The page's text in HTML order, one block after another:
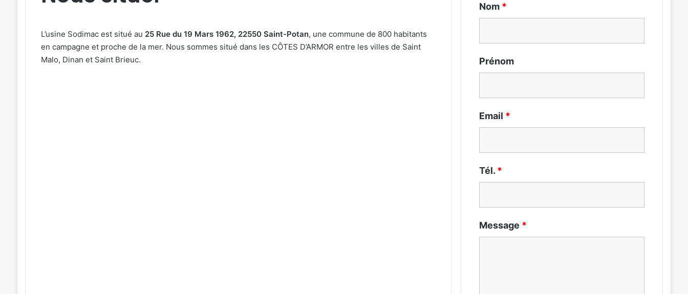
L’usine Sodimac est situé au 25 Rue du 19 Mars 1962, 22550 Saint-Potan, une commune de 800 habitants
en campagne et proche de la mer. Nous sommes situé dans les CÔTES D’ARMOR entre les villes de Saint
Malo, Dinan et Saint Brieuc.
Nom *
Prénom
Email *
Tél. *
Message *